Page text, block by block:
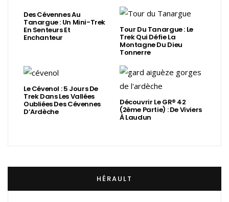
Des Cévennes Au
Tanargue : Un Mini-Trek
En Senteurs Et
Enchanteur
Tour Du Tanargue : Le
Trek Qui Défie La
Montagne Du Dieu
Tonnerre
Le Cévenol : 5 Jours De
Trek Dans Les Vallées
Oubliées Des Cévennes
D’Ardèche
Découvrir Le GR® 42
(2ème Partie) : De Viviers
À Laudun
HÉRAULT